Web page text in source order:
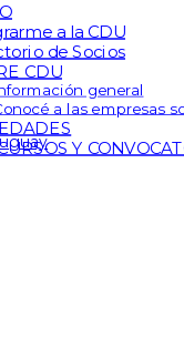
a la CDU
de Socios
CDU
general
a las empresas
Y